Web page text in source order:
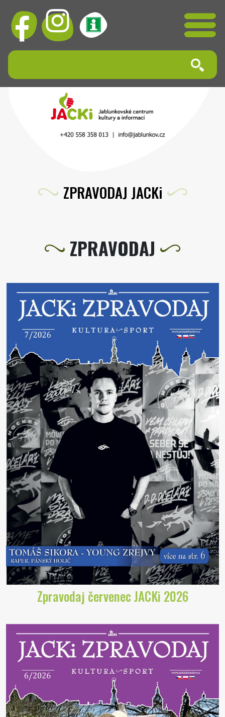
ZPRAVODAJ JACKi
ZPRAVODAJ
Zpravodaj červenec JACKi 2026